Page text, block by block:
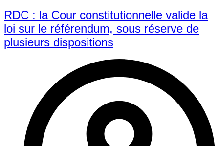
RDC : la Cour constitutionnelle valide la
loi sur le référendum, sous réserve de
plusieurs dispositions